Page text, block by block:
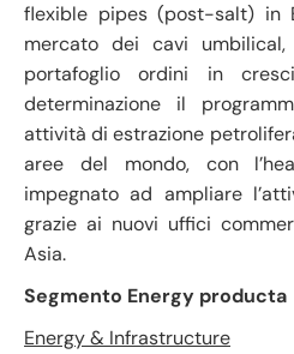
flexible pipes (post-salt) in
mercato dei cavi
portafoglio ordini in
determinazione il
attività di estrazione
aree del mondo, con
impegnato ad ampliare
grazie ai nuovi uffici
Asia.
Segmento Energy producta
Energy & Infrastructure